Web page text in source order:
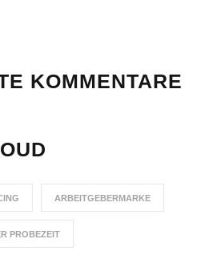
KOMMENTARE
ARBEITGEBERMARKE
PROBEZEIT